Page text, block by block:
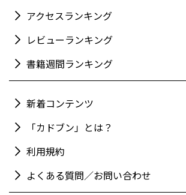
アクセスランキング
レビューランキング
書籍週間ランキング
新着コンテンツ
「カドブン」とは？
利用規約
よくある質問／お問い合わせ